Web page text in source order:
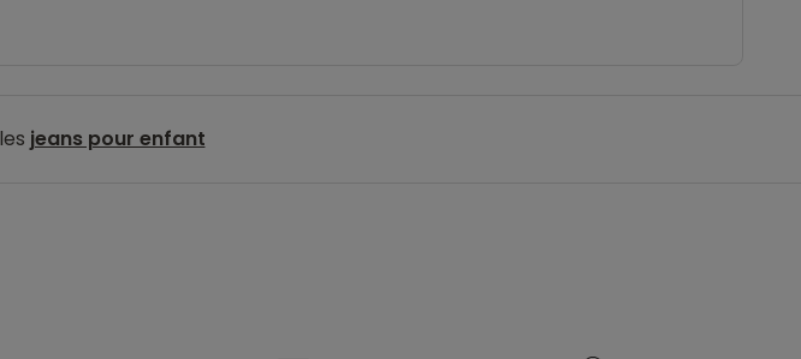
jeans pour enfant